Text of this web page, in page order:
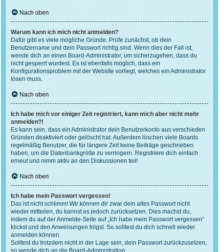
Nach oben
Warum kann ich mich nicht anmelden?
Dafür gibt es viele mögliche Gründe. Prüfe zunächst, ob dein
Benutzername und dein Passwort richtig sind. Wenn dies der Fall ist,
wende dich an einen Board-Administrator, um sicherzugehen, dass du
nicht gesperrt wurdest. Es ist ebenfalls möglich, dass ein
Konfigurationsproblem mit der Website vorliegt, welches ein Administrator
lösen muss.
Nach oben
Ich habe mich vor einiger Zeit registriert, kann mich aber nicht mehr
anmelden?!
Es kann sein, dass ein Administrator dein Benutzerkonto aus verschieden
Gründen deaktiviert oder gelöscht hat. Außerdem löschen viele Boards
regelmäßig Benutzer, die für längere Zeit keine Beiträge geschrieben
haben, um die Datenbankgröße zu verringern. Registriere dich einfach
erneut und nimm aktiv an den Diskussionen teil!
Nach oben
Ich habe mein Passwort vergessen!
Das ist nicht schlimm! Wir können dir zwar dein altes Passwort nicht
wieder mitteilen, du kannst es jedoch zurücksetzen. Dies machst du,
indem du auf der Anmelde-Seite auf „Ich habe mein Passwort vergessen“
klickst und den Anweisungen folgst. So solltest du dich schnell wieder
anmelden können.
Solltest du trotzdem nicht in der Lage sein, dein Passwort zurückzusetzen,
so wende dich an die Board-Administration.